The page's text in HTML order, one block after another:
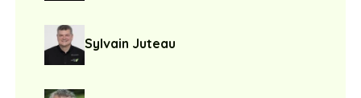
Sylvain Juteau